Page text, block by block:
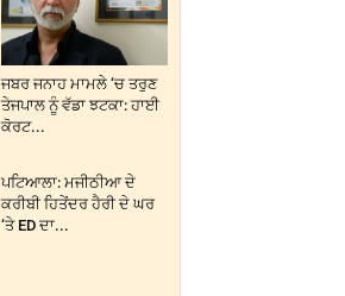
ਜਬਰ ਜਨਾਹ ਮਾਮਲੇ ‘ਚ ਤਰੁਣ
ਤੇਜਪਾਲ ਨੂੰ ਵੱਡਾ ਝਟਕਾ: ਹਾਈ
ਕੋਰਟ...
ਪਟਿਆਲਾ: ਮਜੀਠੀਆ ਦੇ
ਕਰੀਬੀ ਹਿਤੇਂਦਰ ਹੈਰੀ ਦੇ ਘਰ
‘ਤੇ ED ਦਾ...